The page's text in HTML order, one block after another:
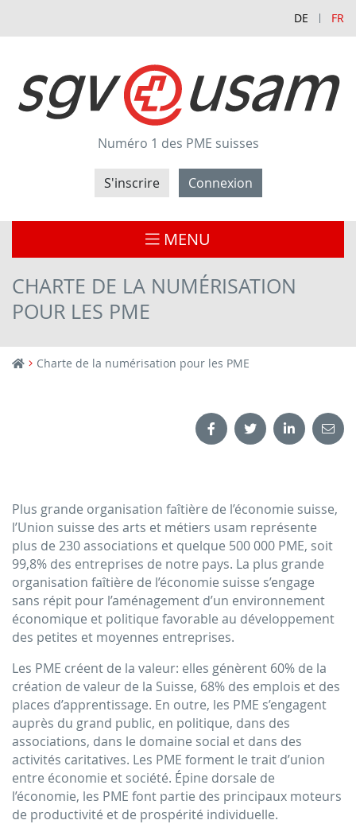
DE FR
Numéro 1 des PME suisses
S'inscrire Connexion
MENU
CHARTE DE LA NUMÉRISATION
POUR LES PME
Charte de la numérisation pour les PME
Plus grande organisation faîtière de l’économie suisse,
l’Union suisse des arts et métiers usam représente
plus de 230 associations et quelque 500 000 PME, soit
99,8% des entreprises de notre pays. La plus grande
organisation faîtière de l’économie suisse s’engage
sans répit pour l’aménagement d’un environnement
économique et politique favorable au développement
des petites et moyennes entreprises.
Les PME créent de la valeur: elles génèrent 60% de la
création de valeur de la Suisse, 68% des emplois et des
places d’apprentissage. En outre, les PME s’engagent
auprès du grand public, en politique, dans des
associations, dans le domaine social et dans des
activités caritatives. Les PME forment le trait d’union
entre économie et société. Épine dorsale de
l’économie, les PME font partie des principaux moteurs
de productivité et de prospérité individuelle.